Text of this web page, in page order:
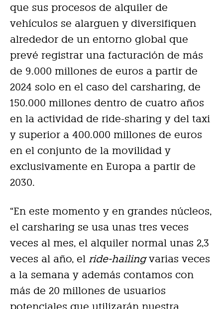
que sus procesos de alquiler de
vehículos se alarguen y diversifiquen
alrededor de un entorno global que
prevé registrar una facturación de más
de 9.000 millones de euros a partir de
2024 solo en el caso del carsharing, de
150.000 millones dentro de cuatro años
en la actividad de ride-sharing y del taxi
y superior a 400.000 millones de euros
en el conjunto de la movilidad y
exclusivamente en Europa a partir de
2030.
“En este momento y en grandes núcleos,
el carsharing se usa unas tres veces
veces al mes, el alquiler normal unas 2,3
veces al año, el ride-hailingvarias veces
a la semana y además contamos con
más de 20 millones de usuarios